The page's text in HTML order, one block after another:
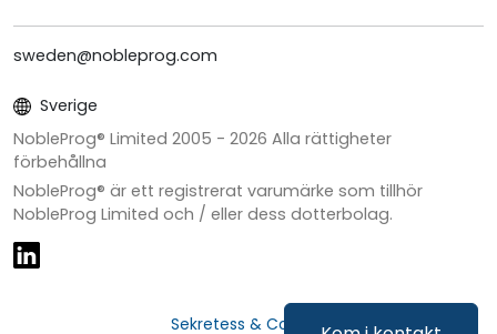
sweden@nobleprog.com
Sverige
NobleProg® Limited 2005 - 2026 Alla rättigheter
förbehållna
NobleProg® är ett registrerat varumärke som tillhör
NobleProg Limited och / eller dess dotterbolag.
Sekretess & Cookies